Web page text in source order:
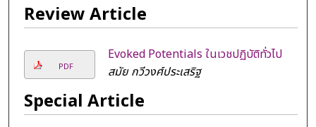
Review Article
PDF
Evoked Potentials ในเวชปฏิบัติทั่วไป
สมัย กวีวงศ์ประเสริฐ
Special Article